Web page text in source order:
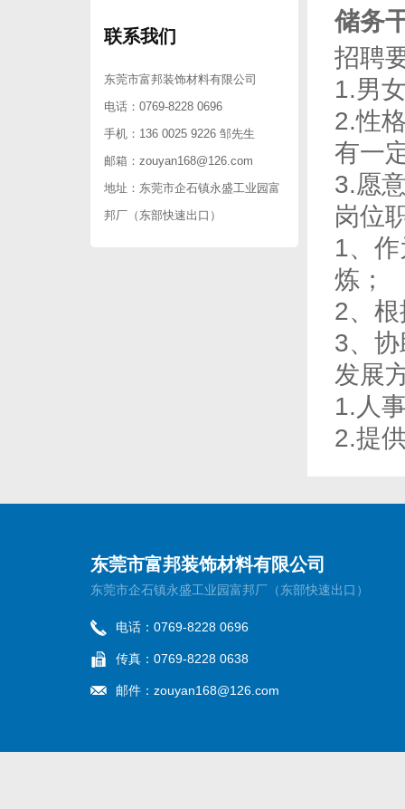
联系我们
东莞市富邦装饰材料有限公司
电话：0769-8228 0696
手机：136 0025 9226 邹先生
邮箱： zouyan168@126.com
地址：东莞市企石镇永盛工业园富
邦厂（东部快速出口）
储务
招聘
1.男
2.性
有一
3.愿
岗位
1、
炼；
2、
3、
发展
1.人
2.提
东莞市富邦装饰材料有限公司
东莞市企石镇永盛工业园富邦厂（东部快速出口）
电话：0769-8228 0696
传真：0769-8228 0638
邮件： zouyan168@126.com